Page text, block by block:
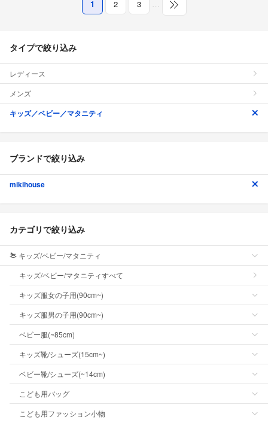
1 2 3 …
タイプで絞り込み
レディース
メンズ
キッズ／ベビー／マタニティ
ブランドで絞り込み
mikihouse
カテゴリで絞り込み
キッズ/ベビー/マタニティ
キッズ/ベビー/マタニティすべて
キッズ服女の子用(90cm~)
キッズ服男の子用(90cm~)
ベビー服(~85cm)
キッズ靴/シューズ(15cm~)
ベビー靴/シューズ(~14cm)
こども用バッグ
こども用ファッション小物